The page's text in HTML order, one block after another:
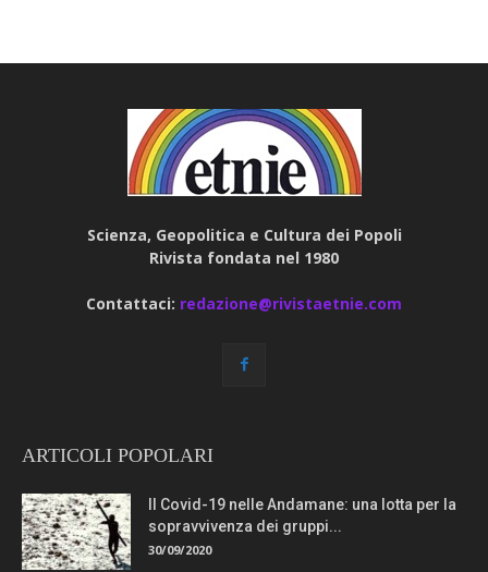
Scienza, Geopolitica e Cultura dei Popoli
Rivista fondata nel 1980
Contattaci: redazione@rivistaetnie.com
ARTICOLI POPOLARI
Il Covid-19 nelle Andamane: una lotta per la
sopravvivenza dei gruppi...
30/09/2020